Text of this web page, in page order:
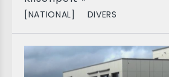
[NATIONAL] DIVERS